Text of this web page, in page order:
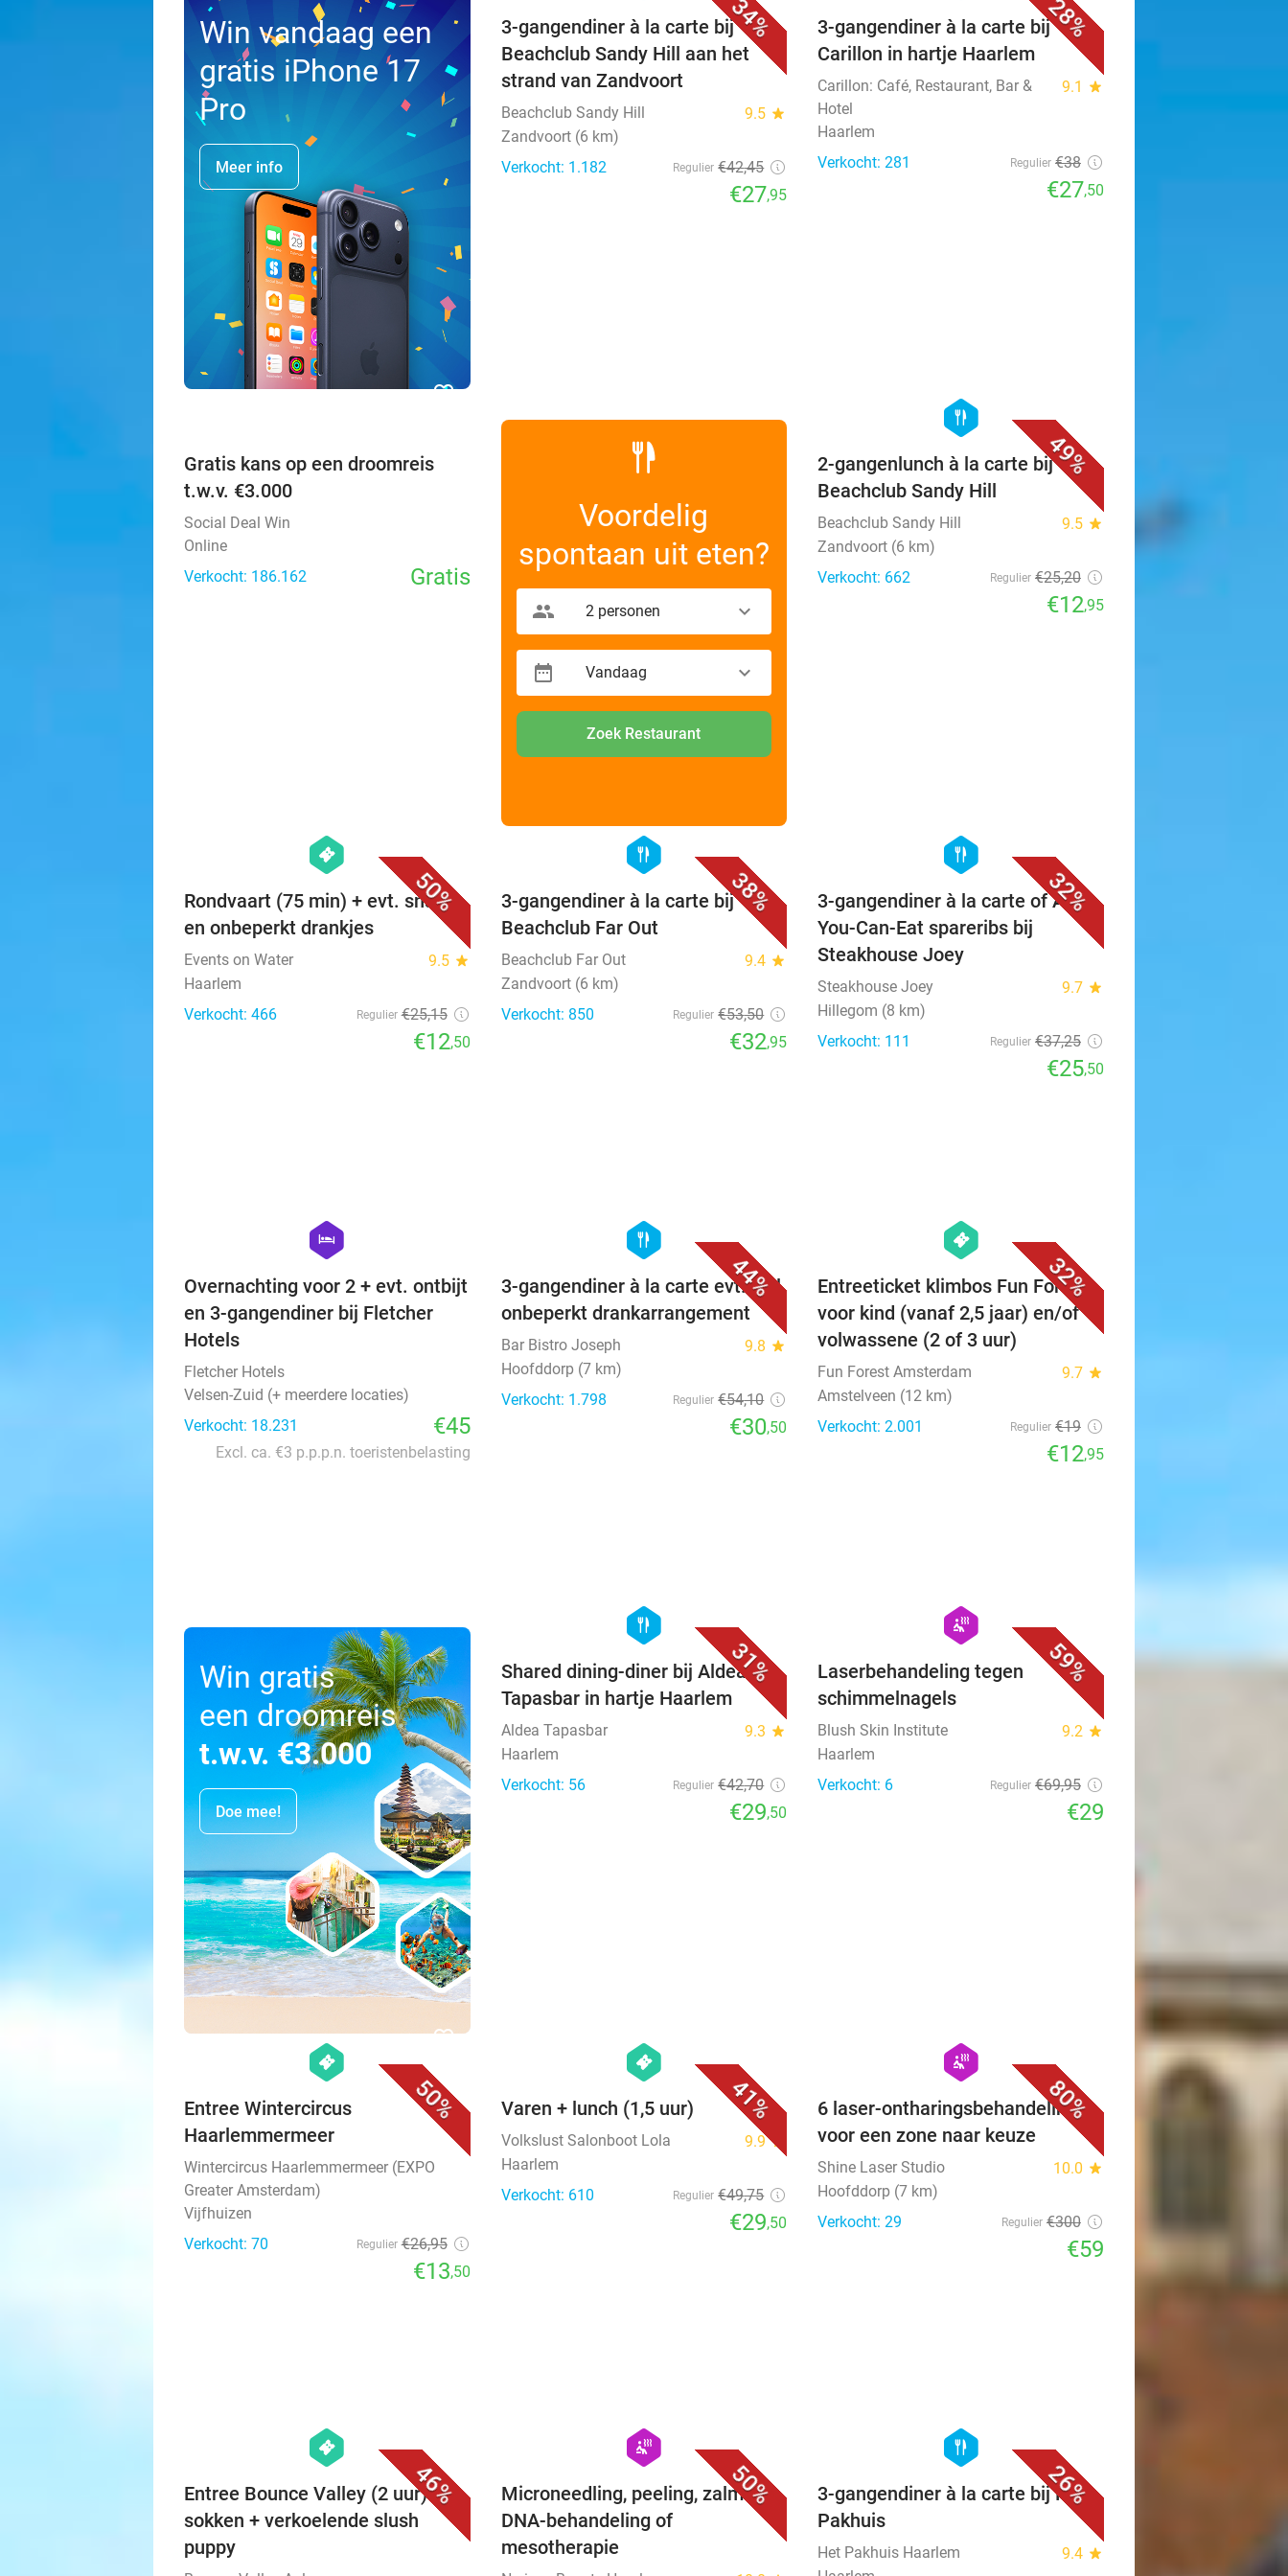
Win vandaag een
gratis iPhone 17
Pro
Meer info
34%
3-gangendiner à la carte bij
Beachclub Sandy Hill aan het
strand van Zandvoort
Beachclub Sandy Hill 9.5 star
Zandvoort (6 km)
Verkocht: 1.182
Regulier €42,45
€27,95
28%
3-gangendiner à la carte bij
Carillon in hartje Haarlem
Carillon: Café, Restaurant, Bar &
Hotel
9.1 star
Haarlem
Verkocht: 281
Regulier €38
€27,50
favorite_border
Gratis kans op een droomreis
t.w.v. €3.000
Social Deal Win
Online
Verkocht: 186.162
Gratis
Voordelig
spontaan uit eten?
2 personen
Vandaag
Zoek Restaurant
49%
hexagon
food
2-gangenlunch à la carte bij
Beachclub Sandy Hill
Beachclub Sandy Hill 9.5 star
Zandvoort (6 km)
Verkocht: 662
Regulier €25,20
€12,95
50%
hexagon
events
Rondvaart (75 min) + evt. snacks
en onbeperkt drankjes
Events on Water 9.5 star
Haarlem
Verkocht: 466
Regulier €25,15
€12,50
38%
favorite_border
hexagon
food
3-gangendiner à la carte bij
Beachclub Far Out
Beachclub Far Out 9.4 star
Zandvoort (6 km)
Verkocht: 850
Regulier €53,50
€32,95
32%
hexagon
food
3-gangendiner à la carte of All-
You-Can-Eat spareribs bij
Steakhouse Joey
Steakhouse Joey 9.7 star
Hillegom (8 km)
Verkocht: 111
Regulier €37,25
€25,50
hexagon
hotel
Overnachting voor 2 + evt. ontbijt
en 3-gangendiner bij Fletcher
Hotels
Fletcher Hotels
Velsen-Zuid (+ meerdere locaties)
Verkocht: 18.231
€45
Excl. ca. €3 p.p.p.n. toeristenbelasting
44%
hexagon
food
3-gangendiner à la carte evt. incl
onbeperkt drankarrangement
Bar Bistro Joseph 9.8 star
Hoofddorp (7 km)
Verkocht: 1.798
Regulier €54,10
€30,50
32%
hexagon
events
Entreeticket klimbos Fun Forest
voor kind (vanaf 2,5 jaar) en/of
volwassene (2 of 3 uur)
Fun Forest Amsterdam 9.7 star
Amstelveen (12 km)
Verkocht: 2.001
Regulier €19
€12,95
Win gratis
een droomreis
t.w.v. €3.000
Doe mee!
31%
hexagon
food
Shared dining-diner bij Aldea
Tapasbar in hartje Haarlem
Aldea Tapasbar 9.3 star
Haarlem
Verkocht: 56
Regulier €42,70
€29,50
59%
hexagon
wellness
Laserbehandeling tegen
schimmelnagels
Blush Skin Institute 9.2 star
Haarlem
Verkocht: 6
Regulier €69,95
€29
50%
favorite_border
hexagon
events
Entree Wintercircus
Haarlemmermeer
Wintercircus Haarlemmermeer (EXPO
Greater Amsterdam)
Vijfhuizen
Verkocht: 70
Regulier €26,95
€13,50
41%
hexagon
events
Varen + lunch (1,5 uur)
Volkslust Salonboot Lola 9.9star
Haarlem
Verkocht: 610
Regulier €49,75
€29,50
80%
hexagon
wellness
6 laser-ontharingsbehandelingen
voor een zone naar keuze
Shine Laser Studio 10.0 star
Hoofddorp (7 km)
Verkocht: 29
Regulier €300
€59
46%
hexagon
events
Entree Bounce Valley (2 uur) +
sokken + verkoelende slush
puppy
50%
hexagon
wellness
Microneedling, peeling, zalm
DNA-behandeling of
mesotherapie
26%
hexagon
food
3-gangendiner à la carte bij Het
Pakhuis
Het Pakhuis Haarlem 9.4 star